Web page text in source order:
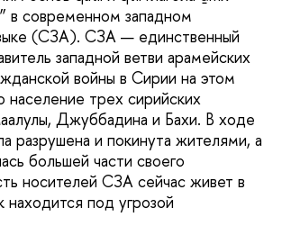
в современном западном
(СЗА). СЗА — единственный
западной ветви арамейских
войны в Сирии на этом
население трех сирийских
Джуббадина и Бахи. В ходе
разрушена и покинута жителями, а
большей части своего
носителей СЗА сейчас живет в
находится под угрозой